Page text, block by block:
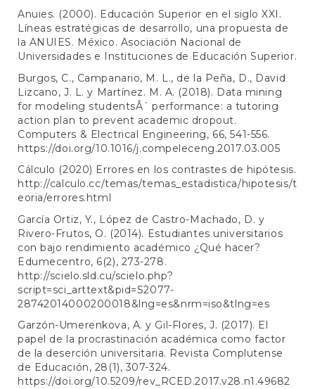
Anuies. (2000). Educación Superior en el siglo XXI.
Líneas estratégicas de desarrollo, una propuesta de
la ANUIES. México. Asociación Nacional de
Universidades e Instituciones de Educación Superior.
Burgos, C., Campanario, M. L., de la Peña, D., David
Lizcano, J. L. y Martínez. M. A. (2018). Data mining
for modeling studentsÂ´ performance: a tutoring
action plan to prevent academic dropout.
Computers & Electrical Engineering, 66, 541-556.
https://doi.org/10.1016/j.compeleceng.2017.03.005
Cálculo (2020) Errores en los contrastes de hipótesis.
http://calculo.cc/temas/temas_estadistica/hipotesis/t
eoria/errores.html
García Ortiz, Y., López de Castro-Machado, D. y
Rivero-Frutos, O. (2014). Estudiantes universitarios
con bajo rendimiento académico ¿Qué hacer?
Edumecentro, 6(2), 273-278.
http://scielo.sld.cu/scielo.php?
script=sci_arttext&pid=S2077-
28742014000200018&lng=es&nrm=iso&tlng=es
Garzón-Umerenkova, A. y Gil-Flores, J. (2017). El
papel de la procrastinación académica como factor
de la deserción universitaria. Revista Complutense
de Educación, 28(1), 307-324.
https://doi.org/10.5209/rev_RCED.2017.v28.n1.49682